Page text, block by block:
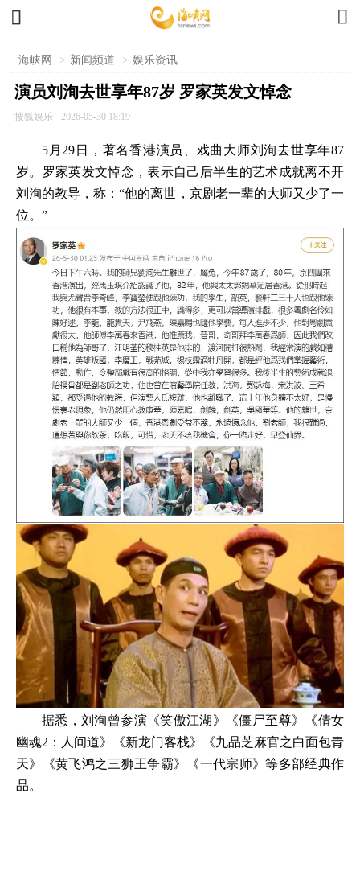
 
海峡网 > 新闻频道 > 娱乐资讯
演员刘洵去世享年87岁 罗家英发文悼念
搜狐娱乐 2026-05-30 18:19
5月29日，著名香港演员、戏曲大师刘洵去世享年87
岁。罗家英发文悼念，表示自己后半生的艺术成就离不开
刘洵的教导，称：“他的离世，京剧老一辈的大师又少了一
位。”
据悉，刘洵曾参演《笑傲江湖》《僵尸至尊》《倩女
幽魂2：人间道》《新龙门客栈》《九品芝麻官之白面包青
天》《黄飞鸿之三狮王争霸》《一代宗师》等多部经典作
品。